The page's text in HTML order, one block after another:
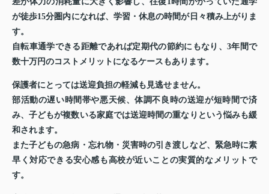
が徒歩15分圏内になれば、学習・休息の時間が日々積み上がりま
す。
自転車通学できる距離であれば定期代の節約にもなり、3年間で
数十万円のコストメリットになるケースもあります。
保護者にとっては送迎負担の軽減も見逃せません。
部活動の遅い時間帯や悪天候、体調不良時の送迎が短時間で済
み、子どもが複数いる家庭では送迎時間の重なりという悩みも緩
和されます。
また子どもの急病・忘れ物・災害時の引き渡しなど、緊急時に素
早く対応できる安心感も高校が近いことの実質的なメリットで
す。